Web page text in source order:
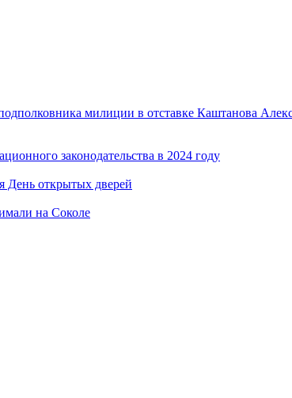
милиции в отставке Каштанова
законодательства в 2024 году
открытых дверей
на Соколе